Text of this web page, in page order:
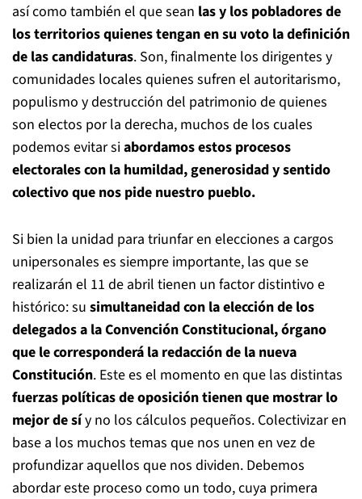
así como también el que sean las y los pobladores de
los territorios quienes tengan en su voto la definición
de las candidaturas. Son, finalmente los dirigentes y
comunidades locales quienes sufren el autoritarismo,
populismo y destrucción del patrimonio de quienes
son electos por la derecha, muchos de los cuales
podemos evitar siabordamos estos procesos
electorales con la humildad, generosidad y sentido
colectivo que nos pide nuestro pueblo.
Si bien la unidad para triunfar en elecciones a cargos
unipersonales es siempre importante, las que se
realizarán el 11 de abril tienen un factor distintivo e
histórico: su simultaneidad con la elección de los
delegados a la Convención Constitucional, órgano
que le corresponderá la redacción de la nueva
Constitución. Este es el momento en que las distintas
fuerzas políticas de oposición tienen que mostrar lo
mejor de síy no los cálculos pequeños. Colectivizar en
base a los muchos temas que nos unen en vez de
profundizar aquellos que nos dividen. Debemos
abordar este proceso como un todo, cuya primera